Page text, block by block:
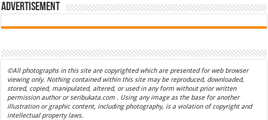
Advertisement
©All photographs in this site are copyrighted which are presented for web browser
viewing only. Nothing contained within this site may be reproduced, downloaded,
stored, copied, manipulated, altered, or used in any form without prior written
permission author or seribukata.com . Using any image as the base for another
illustration or graphic content, including photography, is a violation of copyright and
intellectual property laws.